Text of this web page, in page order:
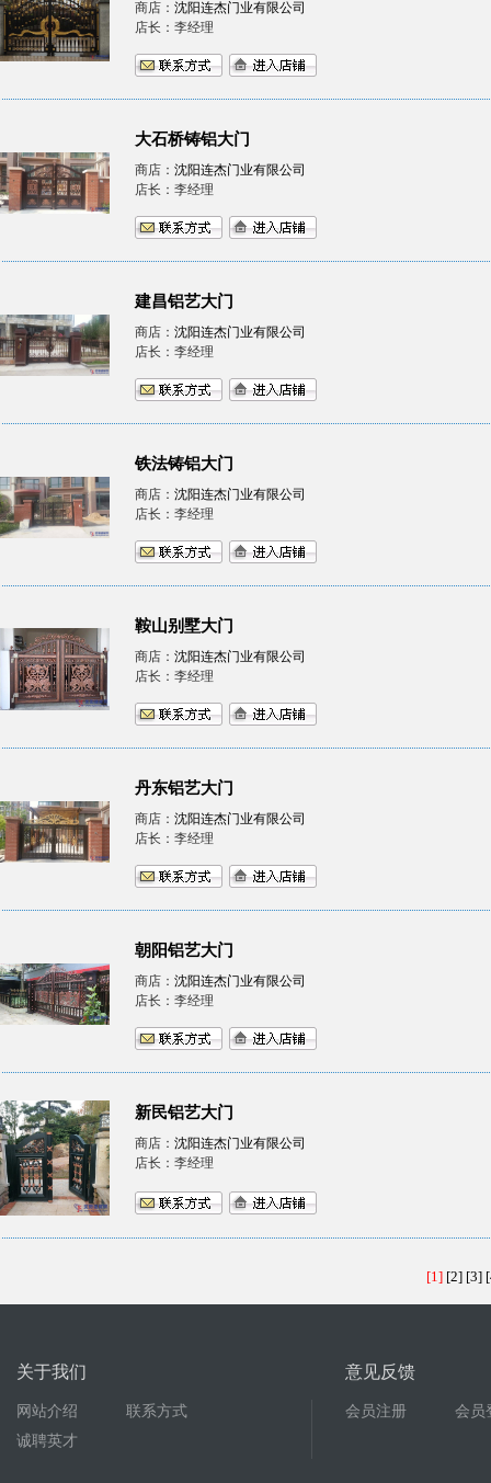
商店： 沈阳连杰门业有限公司
店长：李经理
大石桥铸铝大门
商店： 沈阳连杰门业有限公司
店长：李经理
建昌铝艺大门
商店： 沈阳连杰门业有限公司
店长：李经理
铁法铸铝大门
商店： 沈阳连杰门业有限公司
店长：李经理
鞍山别墅大门
商店： 沈阳连杰门业有限公司
店长：李经理
丹东铝艺大门
商店： 沈阳连杰门业有限公司
店长：李经理
朝阳铝艺大门
商店： 沈阳连杰门业有限公司
店长：李经理
新民铝艺大门
商店： 沈阳连杰门业有限公司
店长：李经理
[1] [2] [3]
关于我们
网站介绍
联系方式
诚聘英才
意见反馈
会员注册 会员